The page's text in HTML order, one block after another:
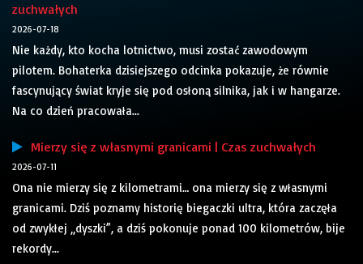
zuchwałych
2026-07-18
Nie każdy, kto kocha lotnictwo, musi zostać zawodowym
pilotem. Bohaterka dzisiejszego odcinka pokazuje, że równie
fascynujący świat kryje się pod osłoną silnika, jak i w hangarze.
Na co dzień pracowała...
Mierzy się z własnymi granicami | Czas zuchwałych
2026-07-11
Ona nie mierzy się z kilometrami… ona mierzy się z własnymi
granicami. Dziś poznamy historię biegaczki ultra, która zaczęła
od zwykłej „dyszki”, a dziś pokonuje ponad 100 kilometrów, bije
rekordy...